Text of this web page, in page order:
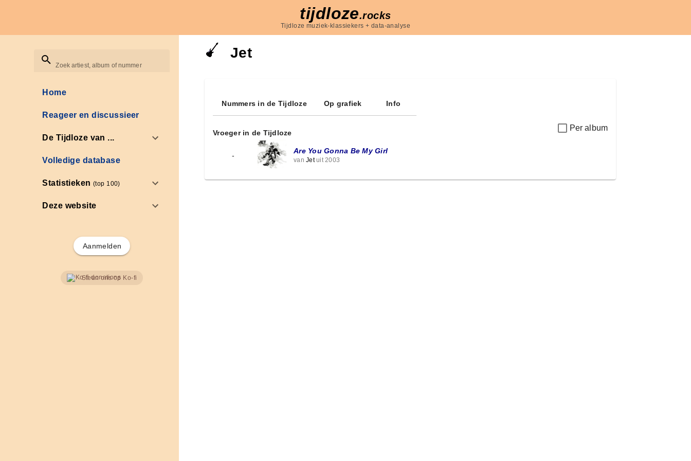
tijdloze.rocks
Tijdloze muziek-klassiekers + data-analyse
Zoek artiest, album of nummer
Home
Reageer en discussieer
De Tijdloze van ...
Volledige database
Statistieken(top 100)
Deze website
Aanmelden
Steun ons op Ko-fi
Jet
Nummers in de Tijdloze Op grafiek Info
Per album
Vroeger in de Tijdloze
-
Are You Gonna Be My Girl
van Jetuit 2003